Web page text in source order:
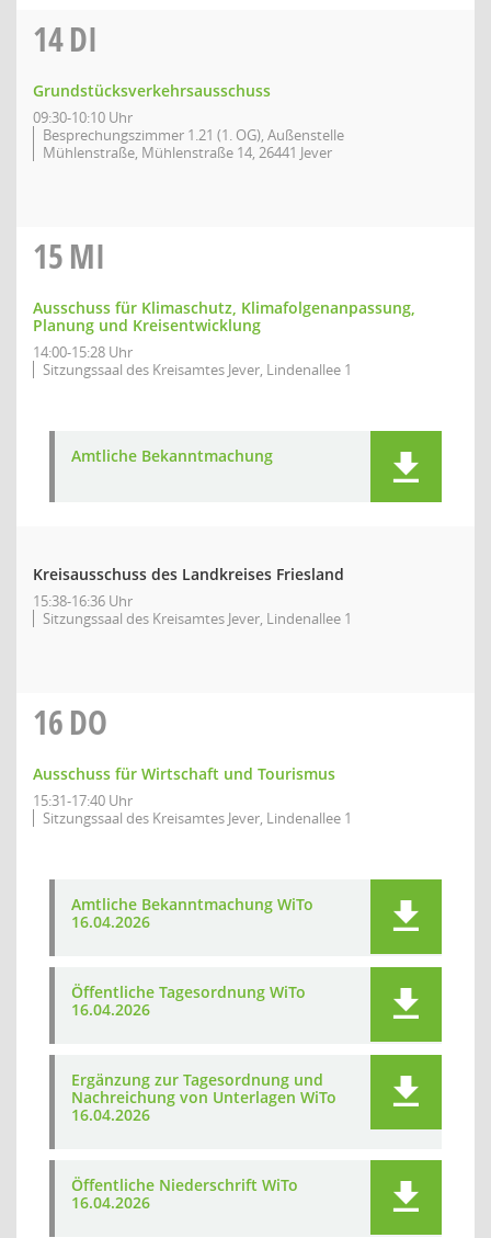
14DI
Grundstücksverkehrsausschuss
09:30-10:10 Uhr
Besprechungszimmer 1.21 (1. OG), Außenstelle
Mühlenstraße, Mühlenstraße 14, 26441 Jever
15MI
Ausschuss für Klimaschutz, Klimafolgenanpassung,
Planung und Kreisentwicklung
14:00-15:28 Uhr
Sitzungssaal des Kreisamtes Jever, Lindenallee 1
Amtliche Bekanntmachung
Kreisausschuss des Landkreises Friesland
15:38-16:36 Uhr
Sitzungssaal des Kreisamtes Jever, Lindenallee 1
16DO
Ausschuss für Wirtschaft und Tourismus
15:31-17:40 Uhr
Sitzungssaal des Kreisamtes Jever, Lindenallee 1
Amtliche Bekanntmachung WiTo
16.04.2026
Öffentliche Tagesordnung WiTo
16.04.2026
Ergänzung zur Tagesordnung und
Nachreichung von Unterlagen WiTo
16.04.2026
Öffentliche Niederschrift WiTo
16.04.2026